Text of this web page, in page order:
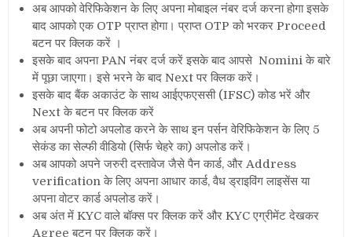
अब आपको वेरिफिकेशन के लिए अपना मोबाइल नंबर दर्ज करना होगा इसके
बाद आपको एक OTP प्राप्त होगा। प्राप्त OTP को भरकर Proceed
बटन पर क्लिक करें ।
इसके बाद अपना PAN नंबर दर्ज करें इसके बाद आपसे Nomini के बारे
में पूछा जाएगा। इसे भरने के बाद Next पर क्लिक करें।
इसके बाद बैंक अकाउंट के साथ आईएफएससी (IFSC) कोड भरें और
Next के बटन पर क्लिक करें
अब अपनी फोटो अपलोड करने के साथ इन पर्सन वेरिफिकेशन के लिए 5
सेकंड का सेल्फी वीडियो (सिर्फ चेहरे का) अपलोड करें।
अब आपको अपने जरुरी दस्तावेज जैसे पैन कार्ड, और Address
verification के लिए अपना आधार कार्ड, वैध ड्राइविंग लाइसेंस या
अपना वोटर कार्ड अपलोड करें।
अब अंत में KYC वाले बॉक्स पर क्लिक करें और KYC एग्रीमेंट देखकर
Agree बटन पर क्लिक करें।